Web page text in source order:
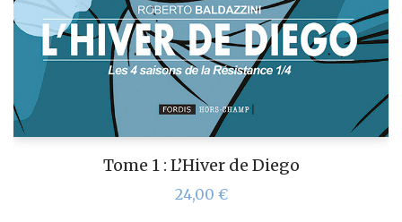
Tome 1 : L’Hiver de Diego
24,00 €